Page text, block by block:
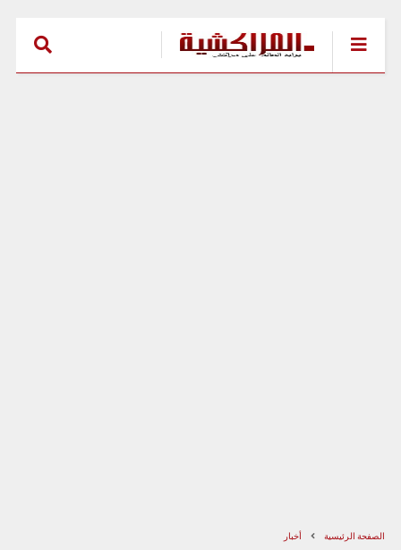
الصفحة الرئيسية أخبار